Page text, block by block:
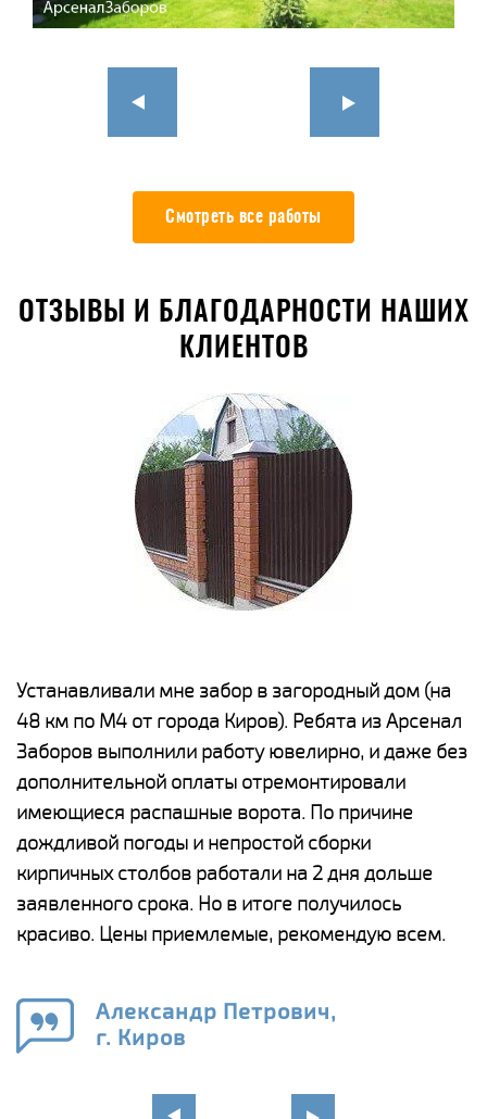
Смотреть все работы
ОТЗЫВЫ И БЛАГОДАРНОСТИ НАШИХ
КЛИЕНТОВ
Устанавливали мне забор в загородный дом (на
48 км по М4 от города Киров). Ребята из Арсенал
Заборов выполнили работу ювелирно, и даже без
дополнительной оплаты отремонтировали
имеющиеся распашные ворота. По причине
дождливой погоды и непростой сборки
кирпичных столбов работали на 2 дня дольше
заявленного срока. Но в итоге получилось
красиво. Цены приемлемые, рекомендую всем.
Александр Петрович,
г. Киров